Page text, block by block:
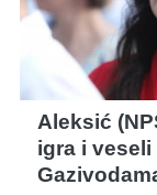
Aleksić
igra i